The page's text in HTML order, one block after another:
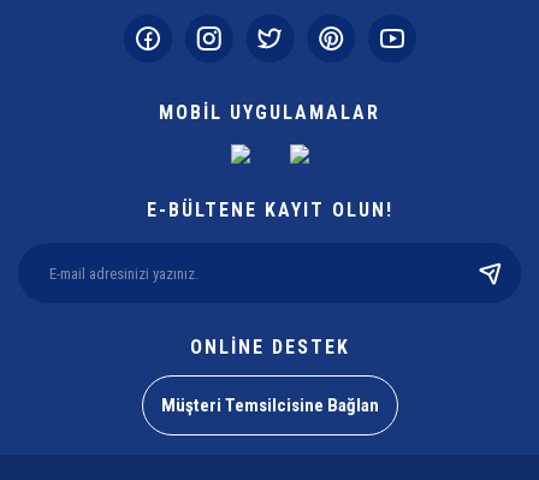
MOBİL UYGULAMALAR
E-BÜLTENE KAYIT OLUN!
ONLİNE DESTEK
Müşteri Temsilcisine Bağlan